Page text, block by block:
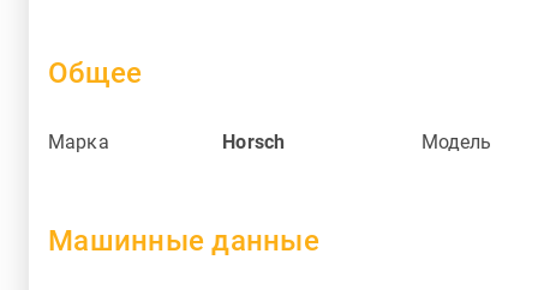
Общее
Марка Horsch Модель
Машинные данные